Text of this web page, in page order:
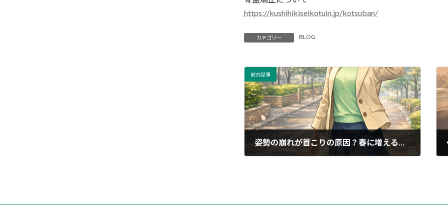
https://kushihikiseikotuin.jp/kotsuban/
カテゴリー BLOG
前の記事
姿勢の崩れが首こりの原因？春に増える不調対策